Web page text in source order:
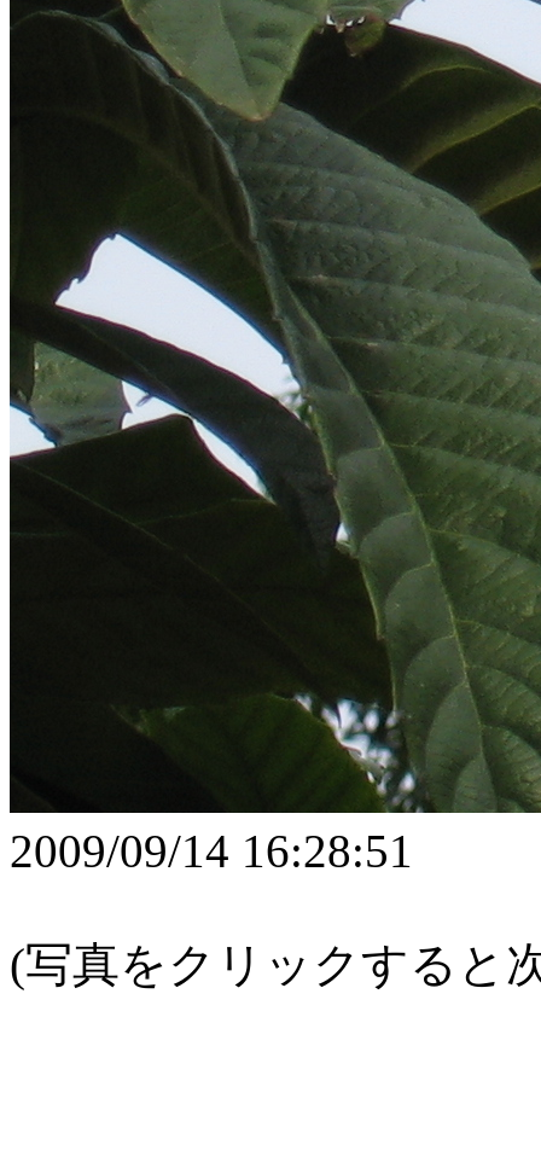
2009/09/14 16:28:51
(写真をクリックすると